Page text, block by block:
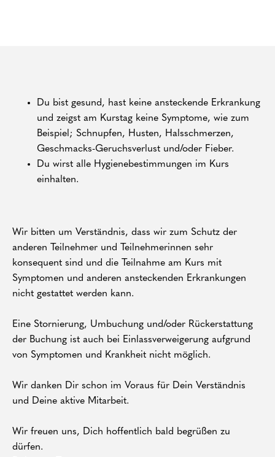
Du bist gesund, hast keine ansteckende Erkrankung
und zeigst am Kurstag keine Symptome, wie zum
Beispiel; Schnupfen, Husten, Halsschmerzen,
Geschmacks-Geruchsverlust und/oder Fieber.
Du wirst alle Hygienebestimmungen im Kurs
einhalten.
Wir bitten um Verständnis, dass wir zum Schutz der
anderen Teilnehmer und Teilnehmerinnen sehr
konsequent sind und die Teilnahme am Kurs mit
Symptomen und anderen ansteckenden Erkrankungen
nicht gestattet werden kann.
Eine Stornierung, Umbuchung und/oder Rückerstattung
der Buchung ist auch bei Einlassverweigerung aufgrund
von Symptomen und Krankheit nicht möglich.
Wir danken Dir schon im Voraus für Dein Verständnis
und Deine aktive Mitarbeit.
Wir freuen uns, Dich hoffentlich bald begrüßen zu
dürfen.